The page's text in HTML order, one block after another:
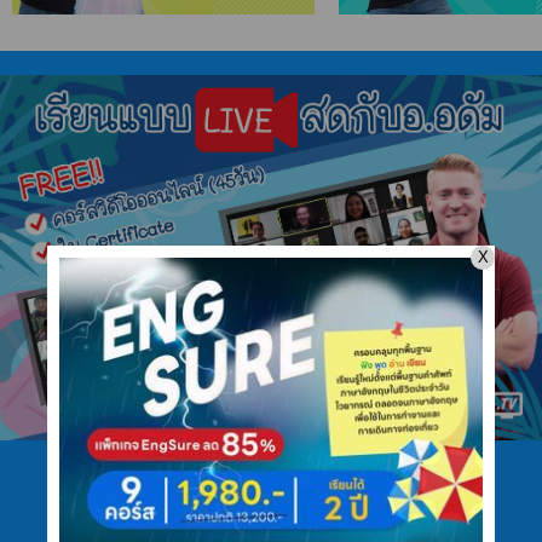
โทร 089 422 4546
ไลน์ @ajarnadam